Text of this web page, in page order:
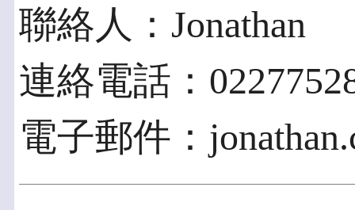
聯絡人：Jonathan
連絡電話：
電子郵件：